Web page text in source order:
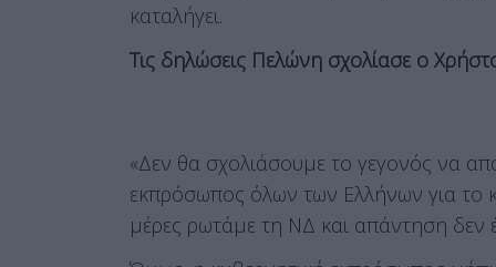
καταλήγει.
Τις δηλώσεις Πελώνη σχολίασε ο
«Δεν θα σχολιάσουμε το γεγονός να
εκπρόσωπος όλων των Ελλήνων για το
μέρες ρωτάμε τη ΝΔ και απάντηση δεν